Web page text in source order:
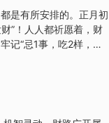
是有所安排的。正月初
”！人人都祈愿着，财
记“忌1事，吃2样，做
财神年初五是财神的生
会选择在这天开市，意
穷、智穷、学穷、文